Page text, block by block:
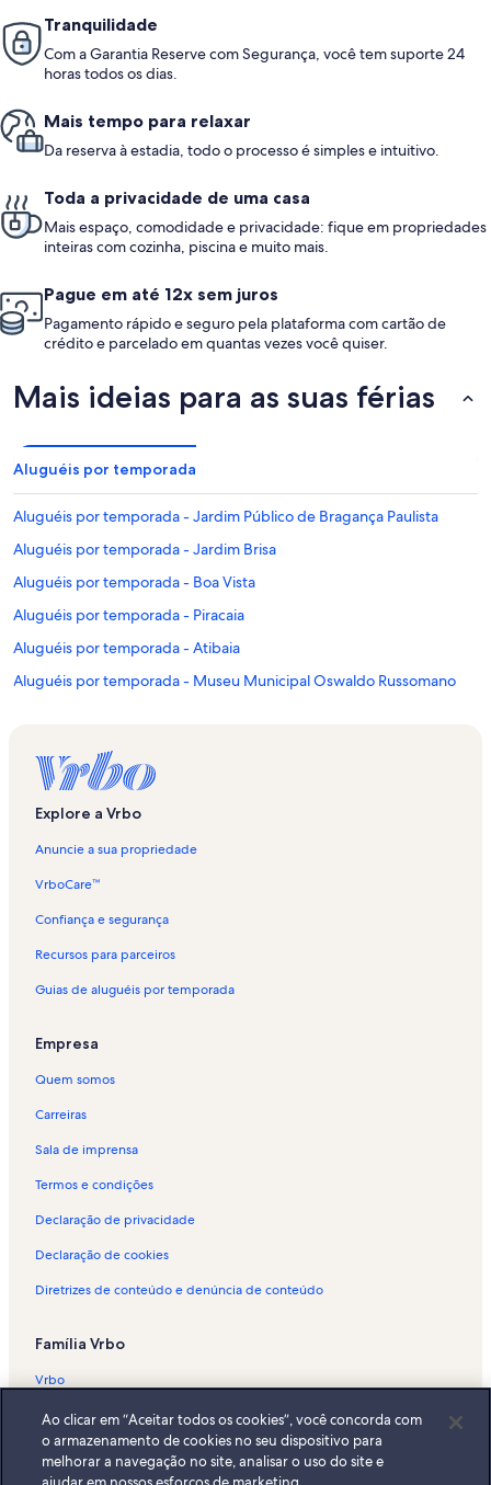
Tranquilidade
Com a Garantia Reserve com Segurança, você tem suporte 24
horas todos os dias.
Mais tempo para relaxar
Da reserva à estadia, todo o processo é simples e intuitivo.
Toda a privacidade de uma casa
Mais espaço, comodidade e privacidade: fique em propriedades
inteiras com cozinha, piscina e muito mais.
Pague em até 12x sem juros
Pagamento rápido e seguro pela plataforma com cartão de
crédito e parcelado em quantas vezes você quiser.
Mais ideias para as suas férias
Aluguéis por temporada
Aluguéis por temporada - Jardim Público de Bragança Paulista
Aluguéis por temporada - Jardim Brisa
Aluguéis por temporada - Boa Vista
Aluguéis por temporada - Piracaia
Aluguéis por temporada - Atibaia
Aluguéis por temporada - Museu Municipal Oswaldo Russomano
Aluguéis por temporada - Sete Pontes
Aluguéis por temporada - Centro de Atibaia
Aluguéis por temporada - Museu Olho Latino
Aluguéis por temporada - Chácaras Fernão Dias
Aluguéis por temporada - Vargem
Aluguéis por temporada - Jardim Estância Brasil
Aluguéis por temporada - Vila Thaís
Aluguéis por temporada - Marmeilero
Aluguéis por temporada - Bragança Paulista
Aluguéis por temporada - Centro de Bragança Paulista
Aluguéis por temporada - Teatro Carlos Gomes
Aluguéis por temporada - Museu do Telefone
Aluguéis por temporada - Estádio Marcelo Stefani
Aluguéis por temporada - Parque Edmundo Zanoni
Explore a Vrbo
Anuncie a sua propriedade
VrboCare™
Confiança e segurança
Recursos para parceiros
Guias de aluguéis por temporada
Empresa
Quem somos
Carreiras
Sala de imprensa
Termos e condições
Declaração de privacidade
Declaração de cookies
Diretrizes de conteúdo e denúncia de conteúdo
Família Vrbo
Vrbo
Abritel.fr
FeWo-direkt.de
Ao clicar em “Aceitar todos os cookies”, você concorda com
o armazenamento de cookies no seu dispositivo para
melhorar a navegação no site, analisar o uso do site e